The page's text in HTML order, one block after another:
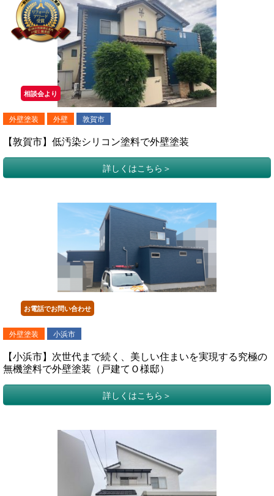
相談会より
外壁塗装 外壁 敦賀市
【敦賀市】低汚染シリコン塗料で外壁塗装
詳しくはこちら
お電話でお問い合わせ
外壁塗装 小浜市
【小浜市】次世代まで続く、美しい住まいを実現する究極の
無機塗料で外壁塗装（戸建てＯ様邸）
詳しくはこちら